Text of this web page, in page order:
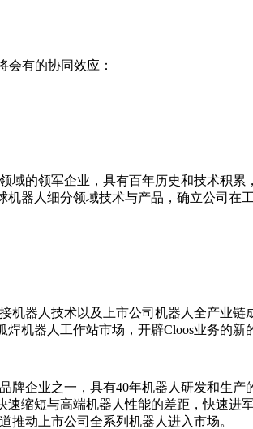
会有的协同效应：
域的领军企业，具有百年历史和技术积
器人细分领域技术与产品，确立公司在
机器人技术以及上市公司机器人全产业
机器人工作站市场，开辟Cloos业务的新
牌企业之一，具有40年机器人研发和生
速缩短与高端机器人性能的差距，快速
推动上市公司全系列机器人进入市场。